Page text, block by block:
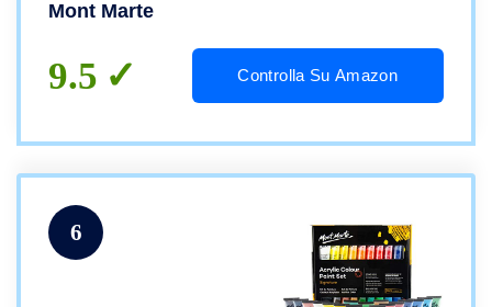
Mont Marte
9.5 Controlla Su Amazon
6